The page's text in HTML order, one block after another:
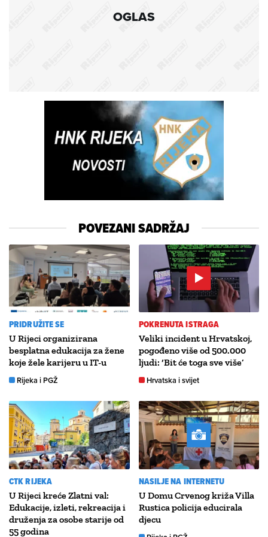
OGLAS
POVEZANI SADRŽAJ
PRIDRUŽITE SE
U Rijeci organizirana
besplatna edukacija za žene
koje žele karijeru u IT-u
Rijeka i PGŽ
POKRENUTA ISTRAGA
Veliki incident u Hrvatskoj,
pogođeno više od 500.000
ljudi: ‘Bit će toga sve više’
Hrvatska i svijet
CTK RIJEKA
U Rijeci kreće Zlatni val:
Edukacije, izleti, rekreacija i
druženja za osobe starije od
55 godina
NASILJE NA INTERNETU
U Domu Crvenog križa Villa
Rustica policija educirala
djecu